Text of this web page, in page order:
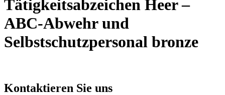
Tätigkeitsabzeichen Heer –
ABC-Abwehr und
Selbstschutzpersonal bronze
Kontaktieren Sie uns